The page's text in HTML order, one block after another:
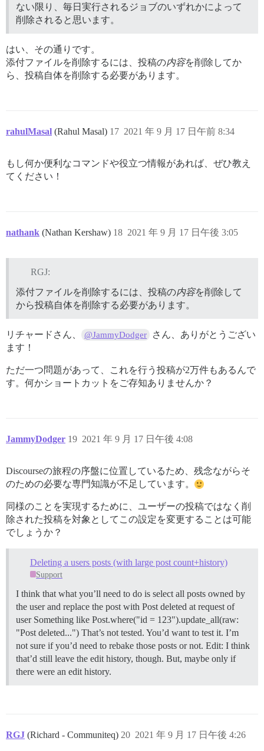
ない限り、毎日実行されるジョブのいずれかによって
削除されると思います。
はい、その通りです。
添付ファイルを削除するには、投稿の内容を削除してか
ら、投稿自体を削除する必要があります。
rahulMasal (Rahul Masal) 2021 年 9 月 17 日午前 8:34
17
もし何か便利なコマンドや役立つ情報があれば、ぜひ教え
てください！
nathank (Nathan Kershaw) 2021 年 9 月 17 日午後 3:05
18
RGJ:
添付ファイルを削除するには、投稿の内容を削除して
から投稿自体を削除する必要があります。
リチャードさん、 @JammyDodger
さん、ありがとうござい
ます！
ただ一つ問題があって、これを行う投稿が2万件もあるんで
す。何かショートカットをご存知ありませんか？
JammyDodger 2021 年 9 月 17 日午後 4:08
19
Discourseの旅程の序盤に位置しているため、残念ながらそ
のための必要な専門知識が不足しています。
同様のことを実現するために、ユーザーの投稿ではなく削
除された投稿を対象としてこの設定を変更することは可能
でしょうか？
Deleting a users posts (with large post count+history)
Support
I think that what you’ll need to do is select all posts owned by
the user and replace the post with Post deleted at request of
user Something like Post.where("id = 123").update_all(raw:
"Post deleted...") That’s not tested. You’d want to test it. I’m
not sure if you’d need to rebake those posts or not. Edit: I think
that’d still leave the edit history, though. But, maybe only if
there were an edit history.
RGJ (Richard - Communiteq) 2021 年 9 月 17 日午後 4:26
20